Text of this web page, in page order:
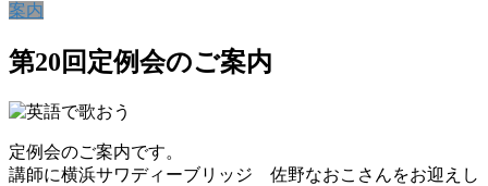
案内
第20回定例会のご案内
定例会のご案内です。
講師に横浜サワディーブリッジ 佐野なおこさんをお迎えし